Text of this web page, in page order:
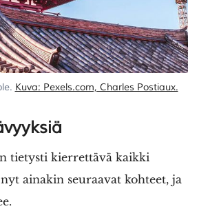
Kuva: Pexels.com, Charles Postiaux.
tietysti kierrettävä kaikki
ainakin seuraavat kohteet, ja